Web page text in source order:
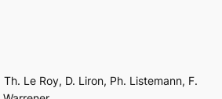
Le Roy, D. Liron, Ph. Listemann, F.